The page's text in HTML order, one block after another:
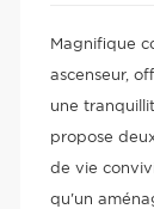
Magnifique
ascenseur,
une
propose
de vie
qu'un